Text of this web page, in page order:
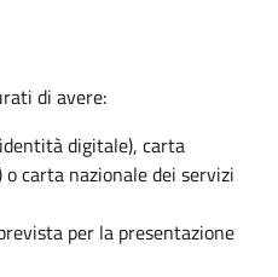
di avere:
digitale), carta
carta nazionale dei servizi
per la presentazione